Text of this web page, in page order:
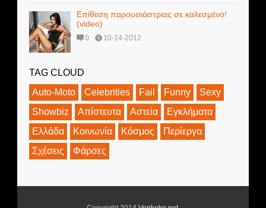
Επίθεση παρουσιάστριας σε καλεσμένο!
(video)
0 10-14-2012
TAG CLOUD
Auto-Moto
Celebrities Fail Funny
Sexy
Showbiz
Απίστευτα Αστεία
Εγκλήματα
Ελλάδα
Κοινωνία Κόσμος
Περίεργα
Σχέσεις
Φάρσες